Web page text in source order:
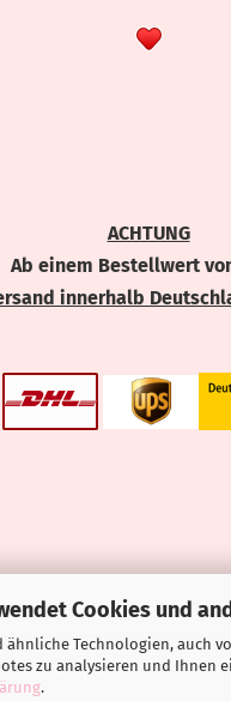
Cookies und
ähnliche Technologien, auch
zu analysieren und
.
ACHTUNG
Ab einem Bestellwert
innerhalb